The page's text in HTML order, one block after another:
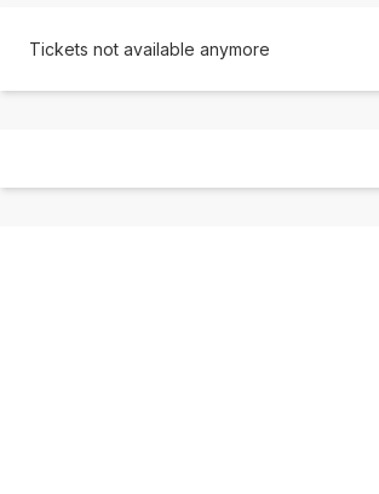
Tickets not available anymore